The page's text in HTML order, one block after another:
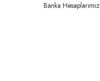
Banka Hesaplarımız